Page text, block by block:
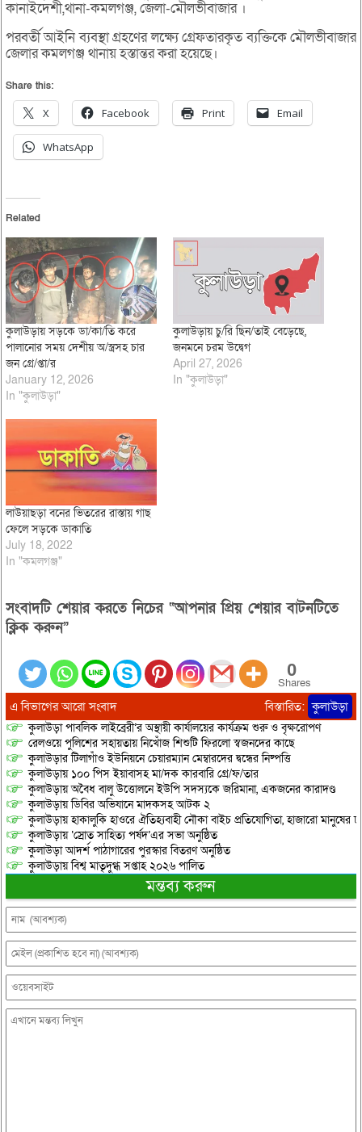
কানাইদেশী,থানা-কমলগঞ্জ, জেলা-মৌলভীবাজার ।
পরবর্তী আইনি ব্যবস্থা গ্রহণের লক্ষ্যে গ্রেফতারকৃত ব্যক্তিকে মৌলভীবাজার
জেলার কমলগঞ্জ থানায় হস্তান্তর করা হয়েছে।
Share this:
X Facebook Print Email
WhatsApp
Related
কুলাউড়ায় সড়কে ডা/কা/তি করে
পালানোর সময় দেশীয় অ/স্ত্রসহ চার
জন গ্রে/প্তা/র
January 12, 2026
In "কুলাউড়া"
কুলাউড়ায় চু/রি ছিন/তাই বেড়েছে,
জনমনে চরম উদ্বেগ
April 27, 2026
In "কুলাউড়া"
লাউয়াছড়া বনের ভিতরের রাস্তায় গাছ
ফেলে সড়কে ডাকাতি
July 18, 2022
In "কমলগঞ্জ"
সংবাদটি শেয়ার করতে নিচের “আপনার প্রিয় শেয়ার বাটনটিতে
ক্লিক করুন”
0
Shares
এ বিভাগের আরো সংবাদ বিস্তারিত: কুলাউড়া
কুলাউড়া পাবলিক লাইব্রেরী’র অস্থায়ী কার্যালয়ের কার্যক্রম শুরু ও বৃক্ষরোপণ
রেলওয়ে পুলিশের সহায়তায় নিখোঁজ শিশুটি ফিরলো স্বজনদের কাছে
কুলাউড়ার টিলাগাঁও ইউনিয়নে চেয়ারম্যান মেম্বারদের দ্বন্ধের নিষ্পত্তি
কুলাউড়ায় ১০০ পিস ইয়াবাসহ মা/দক কারবারি গ্রে/ফ/তার
কুলাউড়ায় অবৈধ বালু উত্তোলনে ইউপি সদস্যকে জরিমানা, একজনের কারাদণ্ড
কুলাউড়ায় ডিবির অভিযানে মাদকসহ আটক ২
কুলাউড়ায় হাকালুকি হাওরে ঐতিহ্যবাহী নৌকা বাইচ প্রতিযোগিতা, হাজারো মানুষের
কুলাউড়ায় ‘স্রোত সাহিত্য পর্ষদ’এর সভা অনুষ্ঠিত
কুলাউড়া আদর্শ পাঠাগারের পুরস্কার বিতরণ অনুষ্ঠিত
কুলাউড়ায় বিশ্ব মাতৃদুগ্ধ সপ্তাহ ২০২৬ পালিত
মন্তব্য করুন